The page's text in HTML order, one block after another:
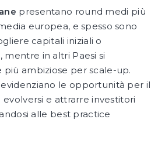
presentano round medi più
europea, e spesso sono
capitali iniziali o
in altri Paesi si
più ambiziose per scale-up.
le opportunità per il
e attrarre investitori
alle best practice